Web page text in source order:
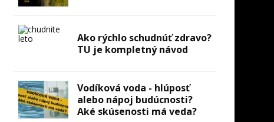
Ako rýchlo schudnúť zdravo?
TU je kompletný návod
Vodíková voda - hlúposť
alebo nápoj budúcnosti?
Aké skúsenosti má veda?